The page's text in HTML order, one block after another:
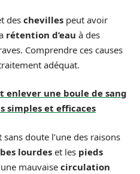
deschevilles peut avoir
rétention d’eau à des
Comprendre ces causes
adéquat.
enlever une boule de sang
simples et efficaces
sans doute l’une des raisons
lourdes et les pieds
mauvaise circulation